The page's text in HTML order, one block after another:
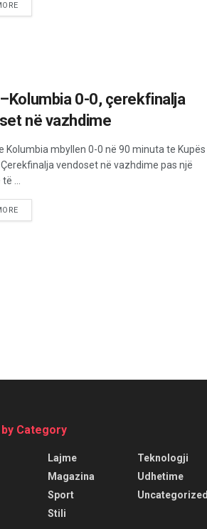
0-0, çerekfinalja
në vazhdime
Kolumbia mbyllen 0-0 në 90 minuta te Kupës
vendoset në vazhdime pas një
...
Category
Lajme
Magazina
Sport
Stili
Teknologji
Udhetime
Uncategorized